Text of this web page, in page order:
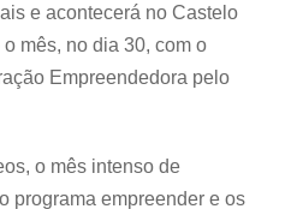
e acontecerá no Castelo
mês, no dia 30, com o
Empreendedora pelo
o mês intenso de
programa empreender e os